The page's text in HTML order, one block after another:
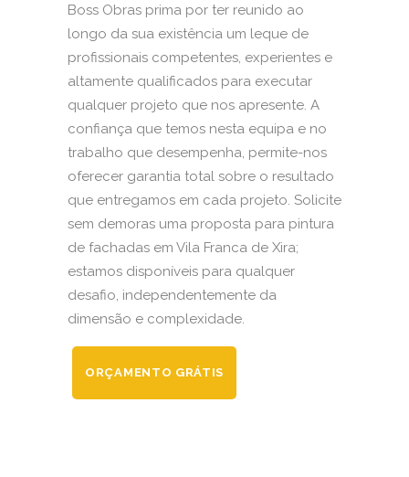
Boss Obras prima por ter reunido ao
longo da sua existência um leque de
profissionais competentes, experientes e
altamente qualificados para executar
qualquer projeto que nos apresente. A
confiança que temos nesta equipa e no
trabalho que desempenha, permite-nos
oferecer garantia total sobre o resultado
que entregamos em cada projeto. Solicite
sem demoras uma proposta para pintura
de fachadas em Vila Franca de Xira;
estamos disponíveis para qualquer
desafio, independentemente da
dimensão e complexidade.
ORÇAMENTO GRÁTIS